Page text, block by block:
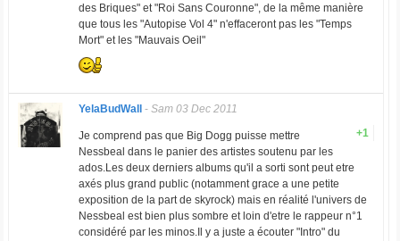
des Briques" et "Roi Sans Couronne", de la même manière
que tous les "Autopise Vol 4" n'effaceront pas les "Temps
Mort" et les "Mauvais Oeil"
YelaBudWall - Sam 03 Dec 2011
+1
Je comprend pas que Big Dogg puisse mettre
Nessbeal dans le panier des artistes soutenu par les
ados.Les deux derniers albums qu'il a sorti sont peut etre
axés plus grand public (notamment grace a une petite
exposition de la part de skyrock) mais en réalité l'univers de
Nessbeal est bien plus sombre et loin d'etre le rappeur n°1
considéré par les minos.Il y a juste a écouter "Intro" du